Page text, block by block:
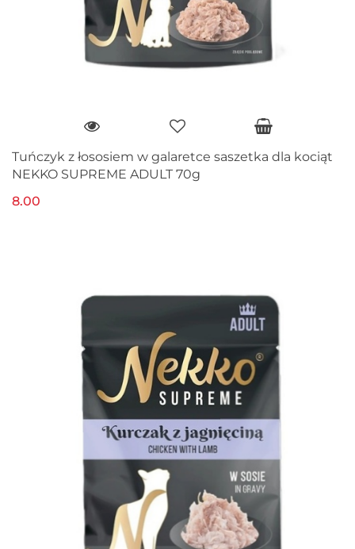
Tuńczyk z łososiem w galaretce saszetka dla kociąt
NEKKO SUPREME ADULT 70g
8.00